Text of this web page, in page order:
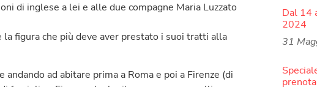
di inglese a lei e alle due compagne Maria Luzzato
figura che più deve aver prestato i suoi tratti alla
ad abitare prima a Roma e poi a Firenze (di
Dal 14
2024
31